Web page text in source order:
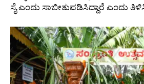
ಸೈ ಎಂದು ಸಾಬೀತುಪಡಿಸಿದ್ದಾರೆ ಎಂದು